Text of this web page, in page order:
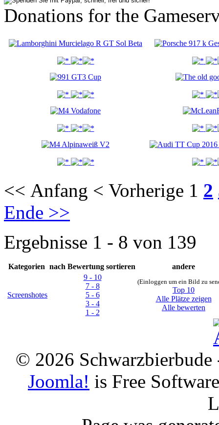
Donations for the
<< Anfang < Vorherige 1 2
Ende >>
Ergebnisse 1 - 8 von 139
Kategorien nach Bewertung sortieren andere
Screenshotes
9 - 10
7 - 8
5 - 6
3 - 4
1 - 2
(Einloggen um ein Bild zu
Top 10
Alle Plätze zeigen
Alle bewerten
© 2026
Joomla! is Free